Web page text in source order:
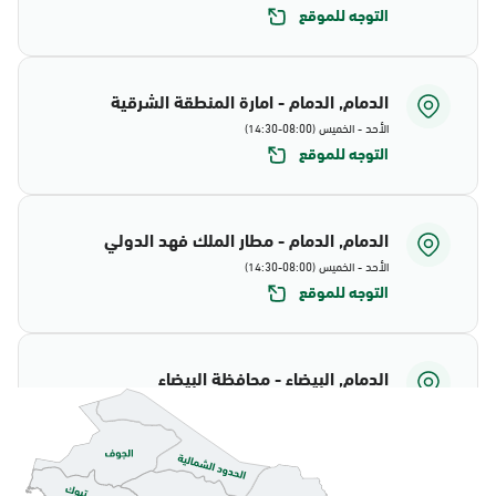
التوجه للموقع
الدمام, الدمام - امارة المنطقة الشرقية
الأحد - الخميس (08:00-14:30)
التوجه للموقع
الدمام, الدمام - مطار الملك فهد الدولي
الأحد - الخميس (08:00-14:30)
التوجه للموقع
الدمام, البيضاء - محافظة البيضاء